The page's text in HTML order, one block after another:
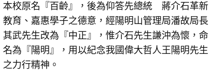
本校原名『百齡』，後為仰答先總統 蔣介石革新
教育、嘉惠學子之德意，經陽明山管理局潘故局長
其武先生改為『中正』，惟介石先生謙沖為懷，命
名為『陽明』，用以紀念我國偉大哲人王陽明先生
之力行精神。